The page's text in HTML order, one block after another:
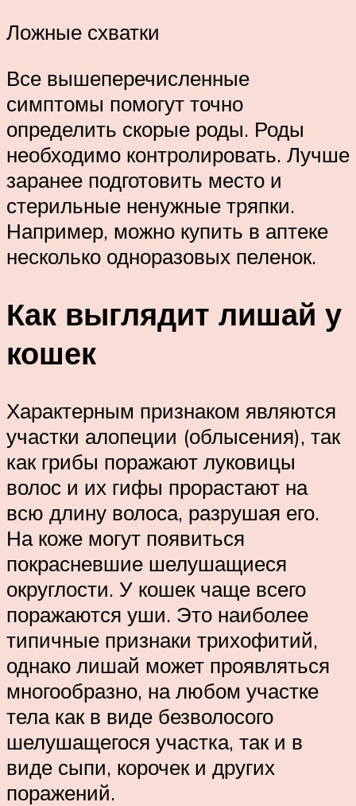
Ложные схватки
Все вышеперечисленные
симптомы помогут точно
определить скорые роды. Роды
необходимо контролировать. Лучше
заранее подготовить место и
стерильные ненужные тряпки.
Например, можно купить в аптеке
несколько одноразовых пеленок.
Как выглядит лишай у
кошек
Характерным признаком являются
участки алопеции (облысения), так
как грибы поражают луковицы
волос и их гифы прорастают на
всю длину волоса, разрушая его.
На коже могут появиться
покрасневшие шелушащиеся
округлости. У кошек чаще всего
поражаются уши. Это наиболее
типичные признаки трихофитий,
однако лишай может проявляться
многообразно, на любом участке
тела как в виде безволосого
шелушащегося участка, так и в
виде сыпи, корочек и других
поражений.